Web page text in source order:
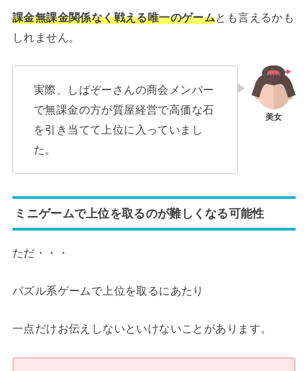
課金無課金関係なく戦える唯一のゲームとも言えるかも
しれません。
実際、しばぞーさんの商会メンバー
で無課金の方が質屋経営で高価な石
を引き当てて上位に入っていまし
た。
ミニゲームで上位を取るのが難しくなる可能性
ただ・・・
パズル系ゲームで上位を取るにあたり
一点だけお伝えしないといけないことがあります。